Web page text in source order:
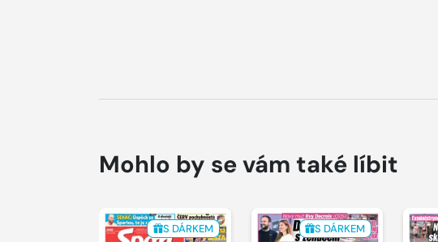
Mohlo by se vám také líbit
S DÁRKEM S DÁRKEM